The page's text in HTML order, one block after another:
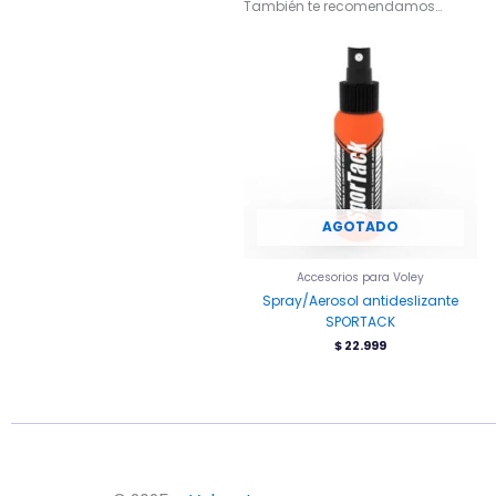
También te recomendamos…
AGOTADO
Accesorios para Voley
Spray/Aerosol antideslizante
SPORTACK
$ 22.999